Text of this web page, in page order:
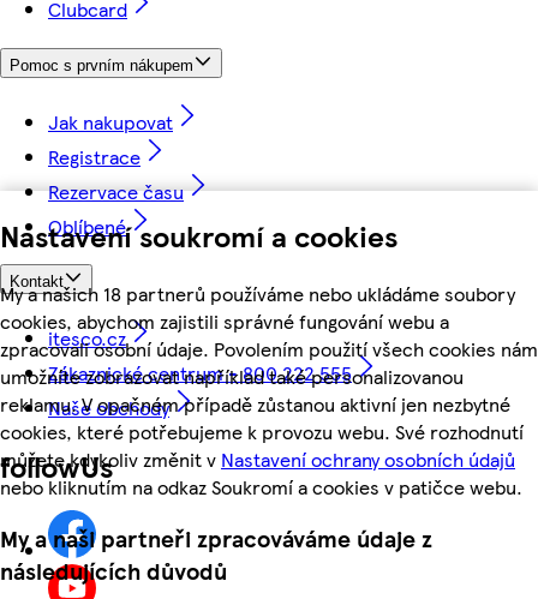
Nastavení soukromí a cookies
My a našich 18 partnerů používáme nebo ukládáme soubory
cookies, abychom zajistili správné fungování webu a
zpracovali osobní údaje. Povolením použití všech cookies nám
umožníte zobrazovat například také personalizovanou
reklamu. V opačném případě zůstanou aktivní jen nezbytné
cookies, které potřebujeme k provozu webu. Své rozhodnutí
můžete kdykoliv změnit v Nastavení ochrany osobních údajů
nebo kliknutím na odkaz Soukromí a cookies v patičce webu.
My a naši partneři zpracováváme údaje z
následujících důvodů
Clubcard
Pomoc s prvním nákupem
Jak nakupovat
Registrace
Rezervace času
Oblíbené
Kontakt
itesco.cz
Zákaznické centrum - 800 222 555
Naše obchody
followUs